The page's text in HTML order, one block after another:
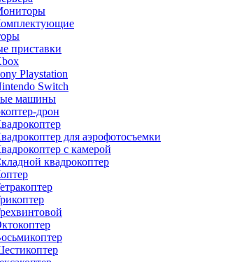
приставки
Playstation
Switch
машины
дрон
для аэрофотосъемки
с камерой
квадрокоптер